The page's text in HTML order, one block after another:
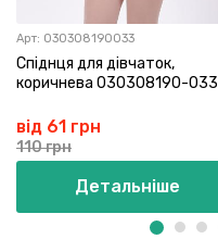
Арт: 030308190033
Спіднця для дівчаток,
коричнева 030308190-033
від 61 грн
110 грн
Детальніше